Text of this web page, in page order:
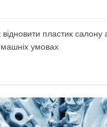
відновити пластик салону
умовах